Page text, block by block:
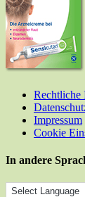
Rechtliche
Impressum
Cookie
In andere